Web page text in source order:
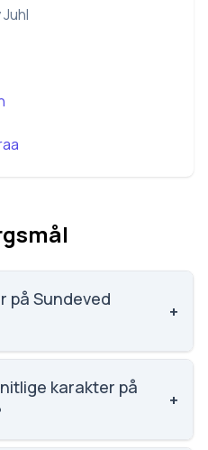
på Sundeved
+
elever, hvilket gør den
skoler. karakter på
+